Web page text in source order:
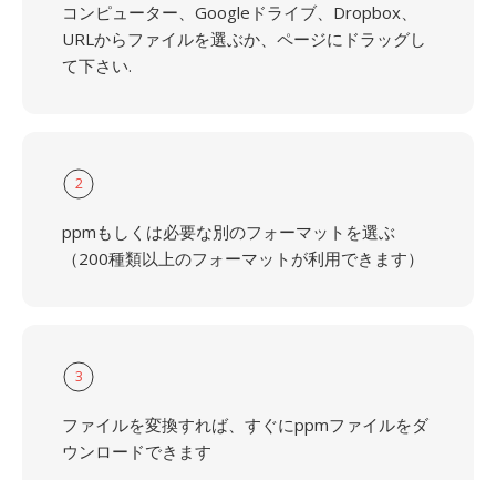
コンピューター、Googleドライブ、Dropbox、
URLからファイルを選ぶか、ページにドラッグし
て下さい.
2
ppmもしくは必要な別のフォーマットを選ぶ
（200種類以上のフォーマットが利用できます）
3
ファイルを変換すれば、すぐにppmファイルをダ
ウンロードできます